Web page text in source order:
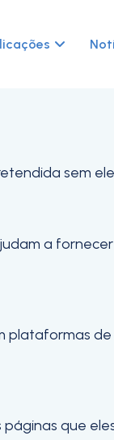
de
sem
a
plataformas
que